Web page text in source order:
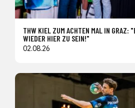
THW KIEL ZUM ACHTEN MAL IN GRAZ:
WIEDER HIER ZU SEIN!"
02.08.26